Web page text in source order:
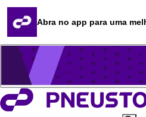
Quero revender
Blog
Whatsapp (16) 99764-8401
Televendas (47) 3046-2551
Abra no app para uma